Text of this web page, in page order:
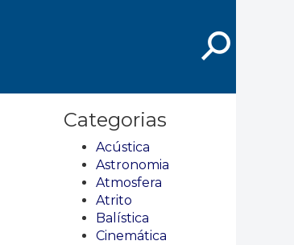
⚲
Categorias
Acústica
Astronomia
Atmosfera
Atrito
Balística
Cinemática